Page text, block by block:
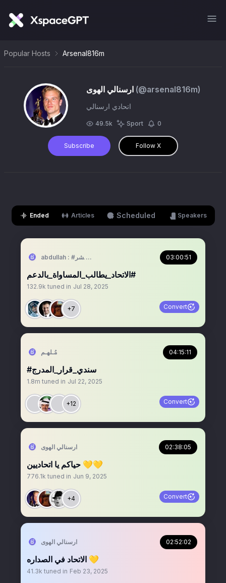
Popular Hosts Arsenal816m
‏ارسنالي الهوى (@arsenal816m)
اتحادي ارسنالي
49.5k Sport 0
Subscribe Follow X
Ended Articles Scheduled Speakers
03:00:51
132.9k tuned in Jul 28, 2025
+7 Convert
مُـله‍ِـم 04:15:11
‏‏‏‏‏‏‏‏‏‏‏‏‏‏‏‏‏‏‏‏‏‏‏‏‏‏‏‏‎‎‎‎‎‎‎‎‎‎‎‎‎‎‎‎‎‎‎‎‎‎‎‎#سندي_قرار_المدرج
1.8m tuned in Jul 22, 2025
+12 Convert
‏ارسنالي الهوى 02:38:05
حياكم يا اتحاديين 💛💛
776.1k tuned in Jun 9, 2025
+4 Convert
‏ارسنالي الهوى 02:52:02
الاتحاد في الصداره 💛
41.3k tuned in Feb 23, 2025